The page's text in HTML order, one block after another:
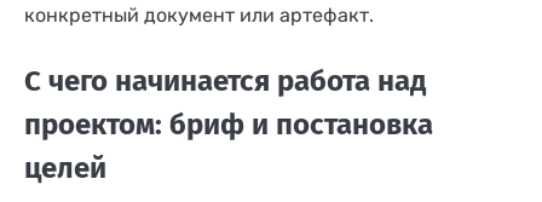
конкретный документ или артефакт.
С чего начинается работа над
проектом: бриф и постановка
целей